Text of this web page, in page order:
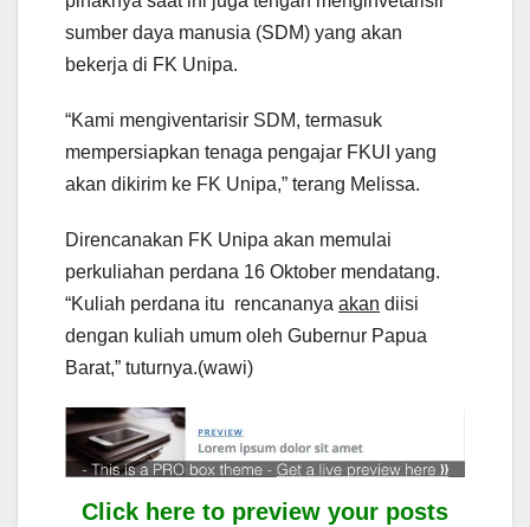
sumber daya manusia (SDM) yang akan
bekerja di FK Unipa.
“Kami mengiventarisir SDM, termasuk
mempersiapkan tenaga pengajar FKUI yang
akan dikirim ke FK Unipa,” terang Melissa.
Direncanakan FK Unipa akan memulai
perkuliahan perdana 16 Oktober mendatang.
“Kuliah perdana itu rencananya akan diisi
dengan kuliah umum oleh Gubernur Papua
Barat,” tuturnya.(wawi)
Click here to preview your posts